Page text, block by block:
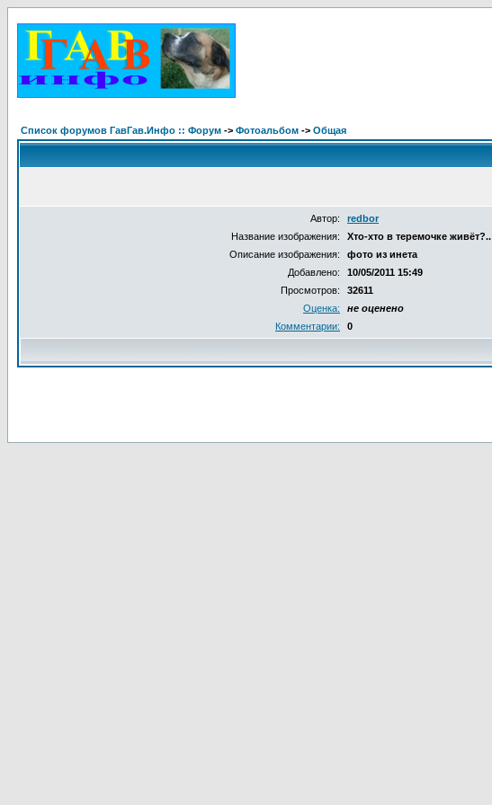
Список форумов ГавГав.Инфо :: Форум -> Фотоальбом -> Общая
Автор:
redbor
Название изображения:
Хто-хто в теремочке живёт?..
Описание изображения:
фото из инета
Добавлено:
10/05/2011 15:49
Просмотров:
32611
Оценка:
не оценено
Комментарии:
0